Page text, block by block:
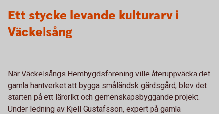
Ett stycke levande kulturarv i
Väckelsång
När Väckelsångs Hembygdsförening ville återuppväcka det
gamla hantverket att bygga småländsk gärdsgård, blev det
starten på ett lärorikt och gemenskapsbyggande projekt.
Under ledning av Kjell Gustafsson, expert på gamla